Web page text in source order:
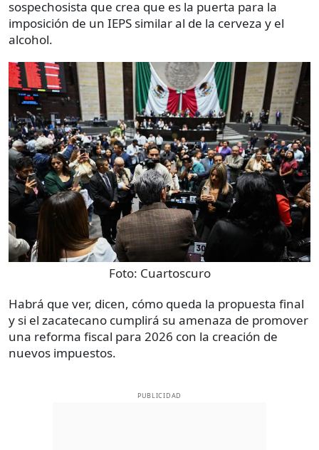
sospechosista que crea que es la puerta para la
imposición de un IEPS similar al de la cerveza y el
alcohol.
Foto: Cuartoscuro
Habrá que ver, dicen, cómo queda la propuesta final
y si el zacatecano cumplirá su amenaza de promover
una reforma fiscal para 2026 con la creación de
nuevos impuestos.
PUBLICIDAD